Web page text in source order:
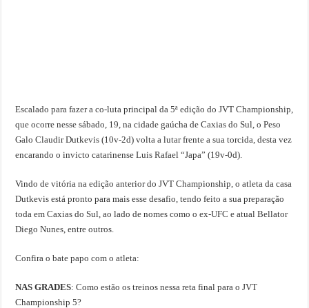
Escalado para fazer a co-luta principal da 5ª edição do JVT Championship,
que ocorre nesse sábado, 19, na cidade gaúcha de Caxias do Sul, o Peso
Galo Claudir Dutkevis (10v-2d) volta a lutar frente a sua torcida, desta vez
encarando o invicto catarinense Luis Rafael “Japa” (19v-0d).
Vindo de vitória na edição anterior do JVT Championship, o atleta da casa
Dutkevis está pronto para mais esse desafio, tendo feito a sua preparação
toda em Caxias do Sul, ao lado de nomes como o ex-UFC e atual Bellator
Diego Nunes, entre outros.
Confira o bate papo com o atleta:
NAS GRADES: Como estão os treinos nessa reta final para o JVT
Championship 5?